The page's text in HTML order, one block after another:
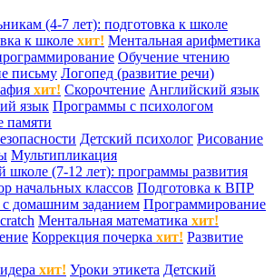
(4-7 лет): подготовка к школе
к школе хит! Ментальная арифметика
Обучение чтению
письму Логопед (развитие речи)
хит! Скорочтение Английский язык
язык Программы с психологом
памяти
Детский психолог Рисование
Мультипликация
школе (7-12 лет): программы развития
начальных классов Подготовка к ВПР
домашним заданием Программирование
Ментальная математика хит!
Коррекция почерка хит! Развитие
хит! Уроки этикета Детский